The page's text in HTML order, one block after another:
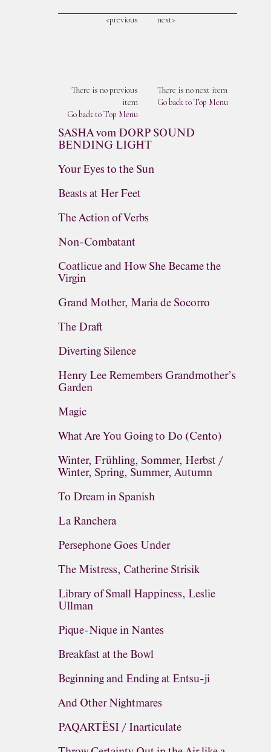
<previous next>
There is no previous
item
Go back to Top Menu
There is no next item
Go back to Top Menu
SASHA vom DORP SOUND
BENDING LIGHT
Your Eyes to the Sun
Beasts at Her Feet
The Action of Verbs
Non-Combatant
Coatlicue and How She Became the
Virgin
Grand Mother, Maria de Socorro
The Draft
Diverting Silence
Henry Lee Remembers Grandmother’s
Garden
Magic
What Are You Going to Do (Cento)
Winter, Frühling, Sommer, Herbst /
Winter, Spring, Summer, Autumn
To Dream in Spanish
La Ranchera
Persephone Goes Under
The Mistress, Catherine Strisik
Library of Small Happiness, Leslie
Ullman
Pique-Nique in Nantes
Breakfast at the Bowl
Beginning and Ending at Entsu-ji
And Other Nightmares
PAQARTËSI / Inarticulate